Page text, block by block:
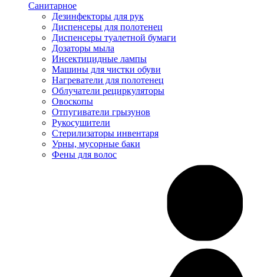
Санитарное
Дезинфекторы для рук
Диспенсеры для полотенец
Диспенсеры туалетной бумаги
Дозаторы мыла
Инсектицидные лампы
Машины для чистки обуви
Нагреватели для полотенец
Облучатели рециркуляторы
Овоскопы
Отпугиватели грызунов
Рукосушители
Стерилизаторы инвентаря
Урны, мусорные баки
Фены для волос